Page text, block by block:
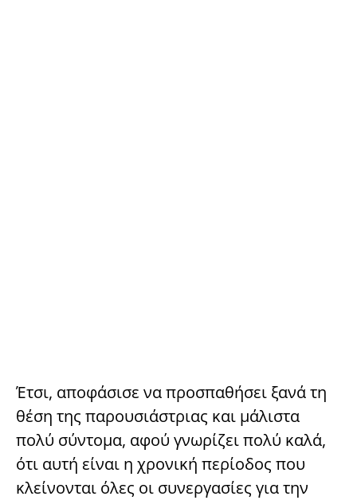
Έτσι, αποφάσισε να προσπαθήσει ξανά τη
θέση της παρουσιάστριας και μάλιστα
πολύ σύντομα, αφού γνωρίζει πολύ καλά,
ότι αυτή είναι η χρονική περίοδος που
κλείνονται όλες οι συνεργασίες για την